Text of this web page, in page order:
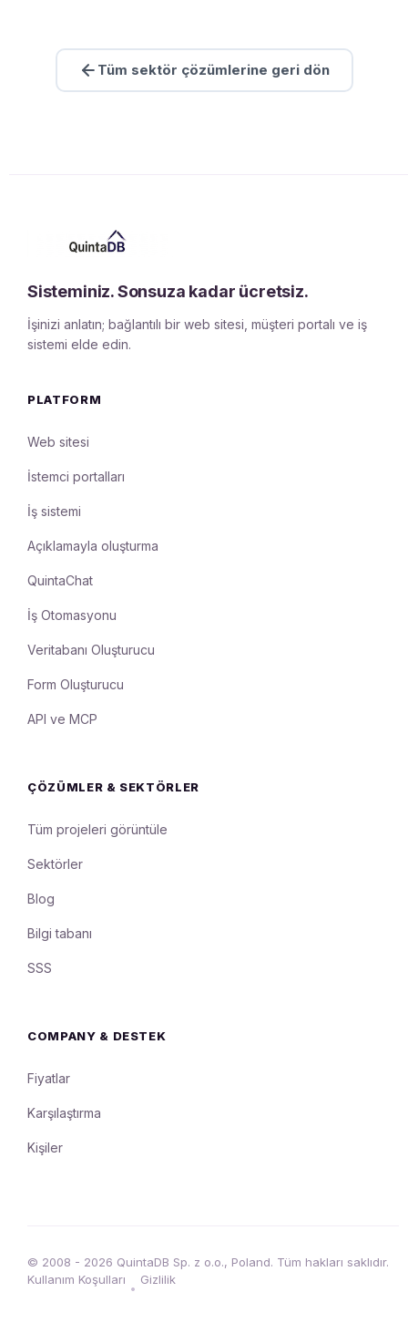
Tüm sektör çözümlerine geri dön
Sisteminiz. Sonsuza kadar ücretsiz.
İşinizi anlatın; bağlantılı bir web sitesi, müşteri portalı ve iş
sistemi elde edin.
PLATFORM
Web sitesi
İstemci portalları
İş sistemi
Açıklamayla oluşturma
QuintaChat
İş Otomasyonu
Veritabanı Oluşturucu
Form Oluşturucu
API ve MCP
ÇÖZÜMLER & SEKTÖRLER
Tüm projeleri görüntüle
Sektörler
Blog
Bilgi tabanı
SSS
COMPANY & DESTEK
Fiyatlar
Karşılaştırma
Kişiler
© 2008 - 2026 QuintaDB Sp. z o.o., Poland. Tüm hakları saklıdır.
Kullanım Koşulları
•
Gizlilik